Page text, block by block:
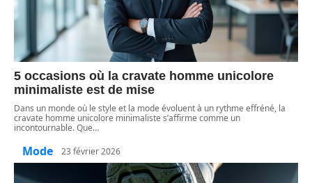
5 occasions où la cravate homme unicolore
minimaliste est de mise
Dans un monde où le style et la mode évoluent à un rythme effréné, la
cravate homme unicolore minimaliste s’affirme comme un
incontournable. Que…
Mode 23 février 2026